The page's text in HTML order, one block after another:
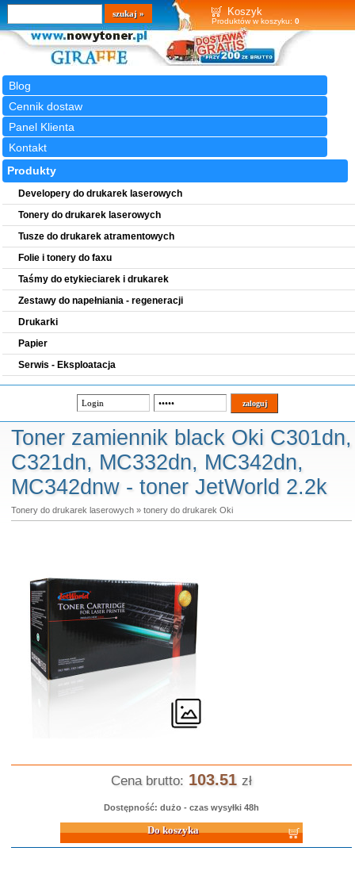
Koszyk
Produktów w koszyku: 0
Blog
Cennik dostaw
Panel Klienta
Kontakt
Wyszukiwarka
szukaj
Produkty
Developery do drukarek laserowych
Tonery do drukarek laserowych
Tusze do drukarek atramentowych
Folie i tonery do faxu
Taśmy do etykieciarek i drukarek
Zestawy do napełniania - regeneracji
Drukarki
Papier
Serwis - Eksploatacja
Toner zamiennik black Oki C301dn,
C321dn, MC332dn, MC342dn,
MC342dnw - toner JetWorld 2.2k
Tonery do drukarek laserowych» tonery do drukarek Oki
Cena brutto: 103.51 zł
Dostępność: dużo - czas wysyłki 48h
Do koszyka